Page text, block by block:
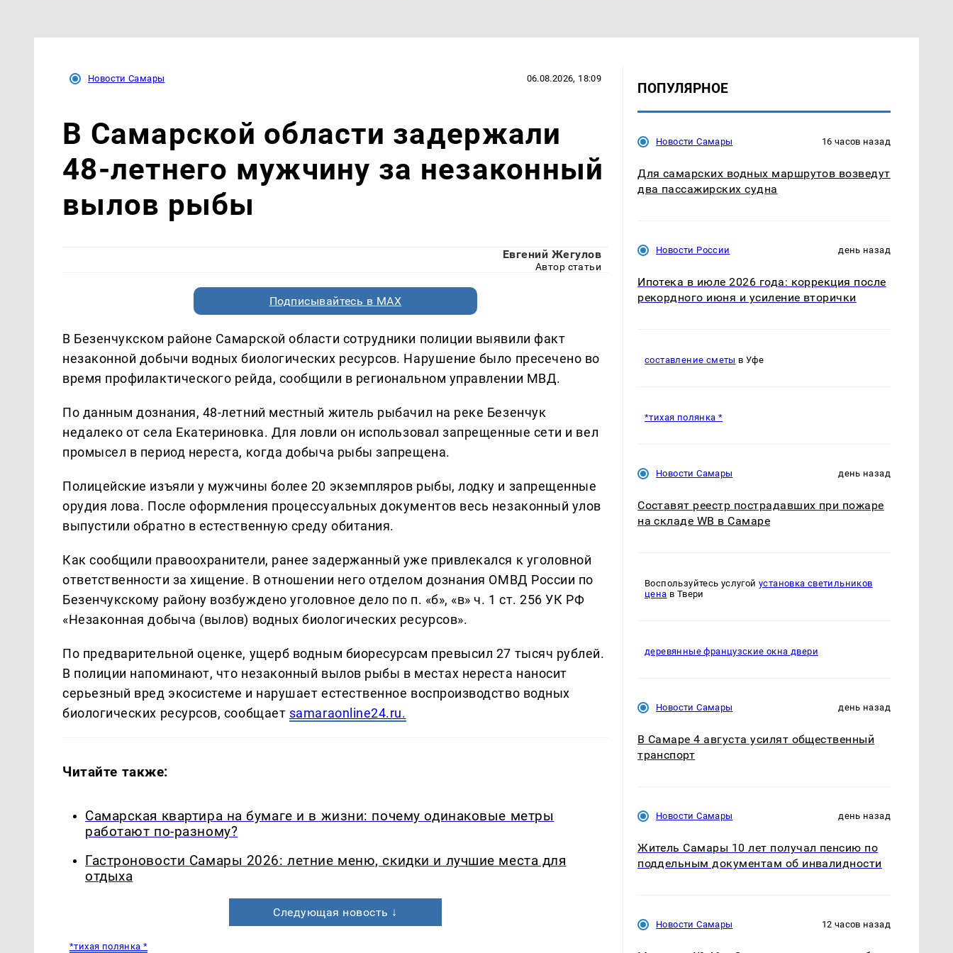
Новости Самары 06.08.2026, 18:09
В Самарской области задержали
48-летнего мужчину за незаконный
вылов рыбы
Евгений Жегулов
Автор статьи
Подписывайтесь в MAX
В Безенчукском районе Самарской области сотрудники полиции выявили факт
незаконной добычи водных биологических ресурсов. Нарушение было пресечено во
время профилактического рейда, сообщили в региональном управлении МВД.
По данным дознания, 48-летний местный житель рыбачил на реке Безенчук
недалеко от села Екатериновка. Для ловли он использовал запрещенные сети и вел
промысел в период нереста, когда добыча рыбы запрещена.
Полицейские изъяли у мужчины более 20 экземпляров рыбы, лодку и запрещенные
орудия лова. После оформления процессуальных документов весь незаконный улов
выпустили обратно в естественную среду обитания.
Как сообщили правоохранители, ранее задержанный уже привлекался к уголовной
ответственности за хищение. В отношении него отделом дознания ОМВД России по
Безенчукскому району возбуждено уголовное дело по п. «б», «в» ч. 1 ст. 256 УК РФ
«Незаконная добыча (вылов) водных биологических ресурсов».
По предварительной оценке, ущерб водным биоресурсам превысил 27 тысяч рублей.
В полиции напоминают, что незаконный вылов рыбы в местах нереста наносит
серьезный вред экосистеме и нарушает естественное воспроизводство водных
биологических ресурсов, сообщает samaraonline24.ru.
Читайте также:
Самарская квартира на бумаге и в жизни: почему одинаковые метры
работают по-разному?
Гастроновости Самары 2026: летние меню, скидки и лучшие места для
отдыха
Следующая новость ↓
*тихая полянка *
ПОПУЛЯРНОЕ
Новости Самары 16 часов назад
Для самарских водных маршрутов возведут
два пассажирских судна
Новости России день назад
Ипотека в июле 2026 года: коррекция после
рекордного июня и усиление вторички
составление сметы в Уфе
*тихая полянка *
Новости Самары день назад
Составят реестр пострадавших при пожаре
на складе WB в Самаре
Воспользуйтесь услугойустановка светильников
цена в Твери
деревянные французские окна двери
Новости Самары день назад
В Самаре 4 августа усилят общественный
транспорт
Новости Самары день назад
Житель Самары 10 лет получал пенсию по
поддельным документам об инвалидности
Новости Самары 12 часов назад